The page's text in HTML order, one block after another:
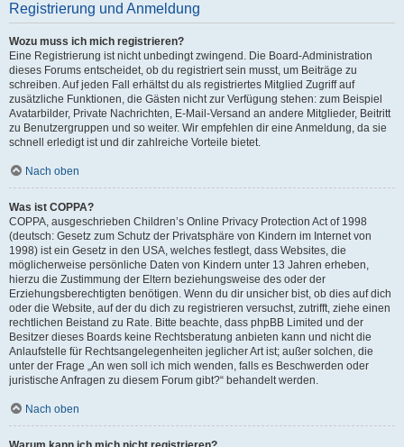
Registrierung und Anmeldung
Wozu muss ich mich registrieren?
Eine Registrierung ist nicht unbedingt zwingend. Die Board-Administration
dieses Forums entscheidet, ob du registriert sein musst, um Beiträge zu
schreiben. Auf jeden Fall erhältst du als registriertes Mitglied Zugriff auf
zusätzliche Funktionen, die Gästen nicht zur Verfügung stehen: zum Beispiel
Avatarbilder, Private Nachrichten, E-Mail-Versand an andere Mitglieder, Beitritt
zu Benutzergruppen und so weiter. Wir empfehlen dir eine Anmeldung, da sie
schnell erledigt ist und dir zahlreiche Vorteile bietet.
Nach oben
Was ist COPPA?
COPPA, ausgeschrieben Children’s Online Privacy Protection Act of 1998
(deutsch: Gesetz zum Schutz der Privatsphäre von Kindern im Internet von
1998) ist ein Gesetz in den USA, welches festlegt, dass Websites, die
möglicherweise persönliche Daten von Kindern unter 13 Jahren erheben,
hierzu die Zustimmung der Eltern beziehungsweise des oder der
Erziehungsberechtigten benötigen. Wenn du dir unsicher bist, ob dies auf dich
oder die Website, auf der du dich zu registrieren versuchst, zutrifft, ziehe einen
rechtlichen Beistand zu Rate. Bitte beachte, dass phpBB Limited und der
Besitzer dieses Boards keine Rechtsberatung anbieten kann und nicht die
Anlaufstelle für Rechtsangelegenheiten jeglicher Art ist; außer solchen, die
unter der Frage „An wen soll ich mich wenden, falls es Beschwerden oder
juristische Anfragen zu diesem Forum gibt?“ behandelt werden.
Nach oben